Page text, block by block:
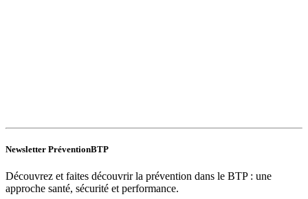
Newsletter PréventionBTP
Découvrez et faites découvrir la prévention dans le BTP : une
approche santé, sécurité et performance.